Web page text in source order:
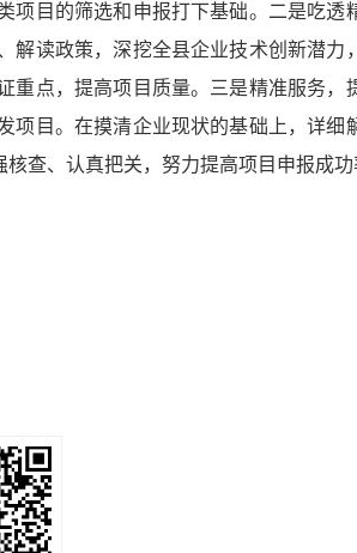
目的筛选和申报打下基础。 二是吃透
读政策，深挖全县企业技术创新潜力
重点，提高项目质量。 三是精准服务，
目。在摸清企业现状的基础上，详细
查、认真把关，努力提高项目申报成功